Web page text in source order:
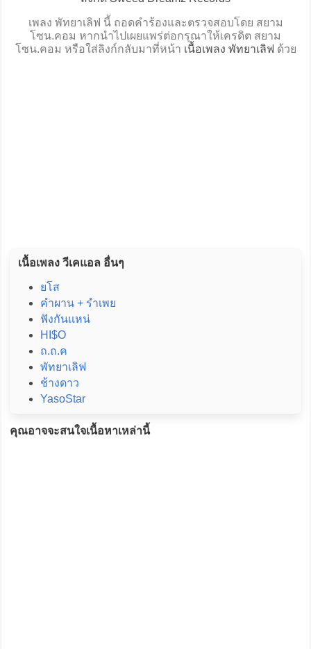
เพลง พัทยาเลิฟ นี้ ถอดคำร้องและตรวจสอบโดย สยาม
โซน.คอม หากนำไปเผยแพร่ต่อกรุณาให้เครดิต สยาม
โซน.คอม หรือใส่ลิงก์กลับมาที่หน้า เนื้อเพลง พัทยาเลิฟ ด้วย
เนื้อเพลง วีเคแอล อื่นๆ
ยโส
คำผาน + รำเพย
ฟังกันเเหน่
HI$O
ถ.ถ.ค
พัทยาเลิฟ
ช้างดาว
YasoStar
คุณอาจจะสนใจเนื้อหาเหล่านี้